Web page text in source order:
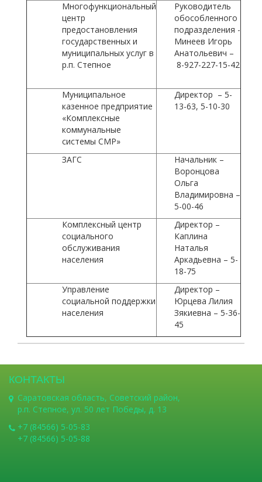
Многофункциональный
центр
предостановления
государственных и
муниципальных услуг в
р.п. Степное
Руководитель
обособленного
подразделения -
Минеев Игорь
Анатольевич –
8-927-227-15-42
Муниципальное
казенное предприятие
«Комплексные
коммунальные
системы СМР»
Директор – 5-
13-63, 5-10-30
ЗАГС
Начальник –
Воронцова
Ольга
Владимировна –
5-00-46
Комплексный центр
социального
обслуживания
населения
Директор –
Каплина
Наталья
Аркадьевна – 5-
18-75
Управление
социальной поддержки
населения
Директор –
Юрцева Лилия
Зякиевна – 5-36-
45
КОНТАКТЫ
Саратовская область, Советский район,
р.п. Степное, ул. 50 лет Победы, д. 13
+7 (84566) 5-05-83
+7 (84566) 5-05-88